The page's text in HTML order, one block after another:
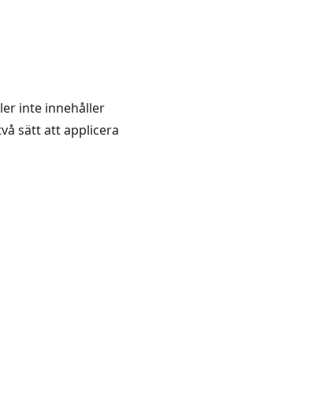
inte innehåller
sätt att applicera